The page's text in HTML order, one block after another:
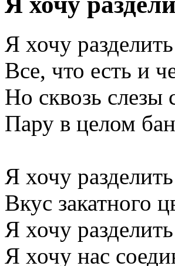
Я хочу
Все, что есть и
Но сквозь слезы
Пару в целом
Я хочу
Вкус закатного
Я хочу
Я хочу нас